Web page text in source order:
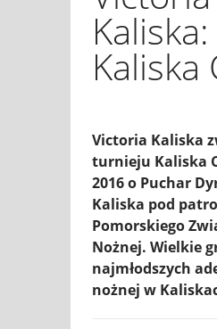
Kaliska:
Kaliska
Victoria Kaliska
turnieju Kaliska
2016 o Puchar
Kaliska pod
Pomorskiego
Nożnej. Wielkie
najmłodszych
nożnej w